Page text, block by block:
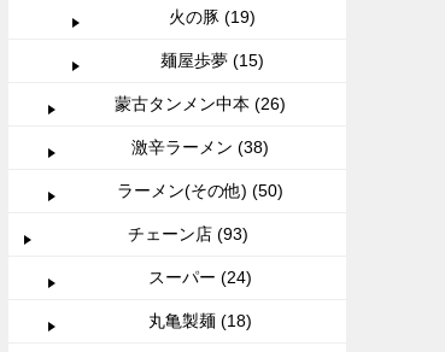
火の豚 (19)
麺屋歩夢 (15)
蒙古タンメン中本 (26)
激辛ラーメン (38)
ラーメン(その他) (50)
チェーン店 (93)
スーパー (24)
丸亀製麺 (18)